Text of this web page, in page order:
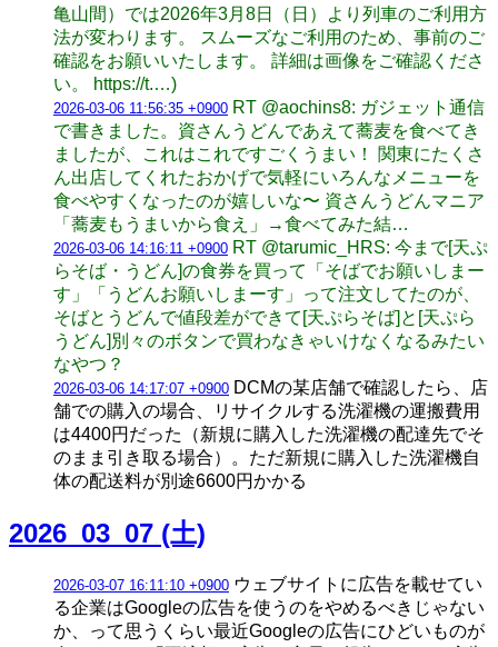
亀山間）では2026年3月8日（日）より列車のご利用方
法が変わります。 スムーズなご利用のため、事前のご
確認をお願いいたします。 詳細は画像をご確認くださ
い。 https://t.…)
2026-03-06 11:56:35 +0900 RT @aochins8: ガジェット通信
で書きました。資さんうどんであえて蕎麦を食べてき
ましたが、これはこれですごくうまい！ 関東にたくさ
ん出店してくれたおかげで気軽にいろんなメニューを
食べやすくなったのが嬉しいな〜 資さんうどんマニア
「蕎麦もうまいから食え」→食べてみた結…
2026-03-06 14:16:11 +0900 RT @tarumic_HRS: 今まで[天ぷ
らそば・うどん]の食券を買って「そばでお願いしまー
す」「うどんお願いしまーす」って注文してたのが、
そばとうどんで値段差ができて[天ぷらそば]と[天ぷら
うどん]別々のボタンで買わなきゃいけなくなるみたい
なやつ？
2026-03-06 14:17:07 +0900 DCMの某店舗で確認したら、店
舗での購入の場合、リサイクルする洗濯機の運搬費用
は4400円だった（新規に購入した洗濯機の配達先でそ
のまま引き取る場合）。ただ新規に購入した洗濯機自
体の配送料が別途6600円かかる
2026_03_07 (土)
2026-03-07 16:11:10 +0900 ウェブサイトに広告を載せてい
る企業はGoogleの広告を使うのをやめるべきじゃない
か、って思うくらい最近Googleの広告にひどいものが